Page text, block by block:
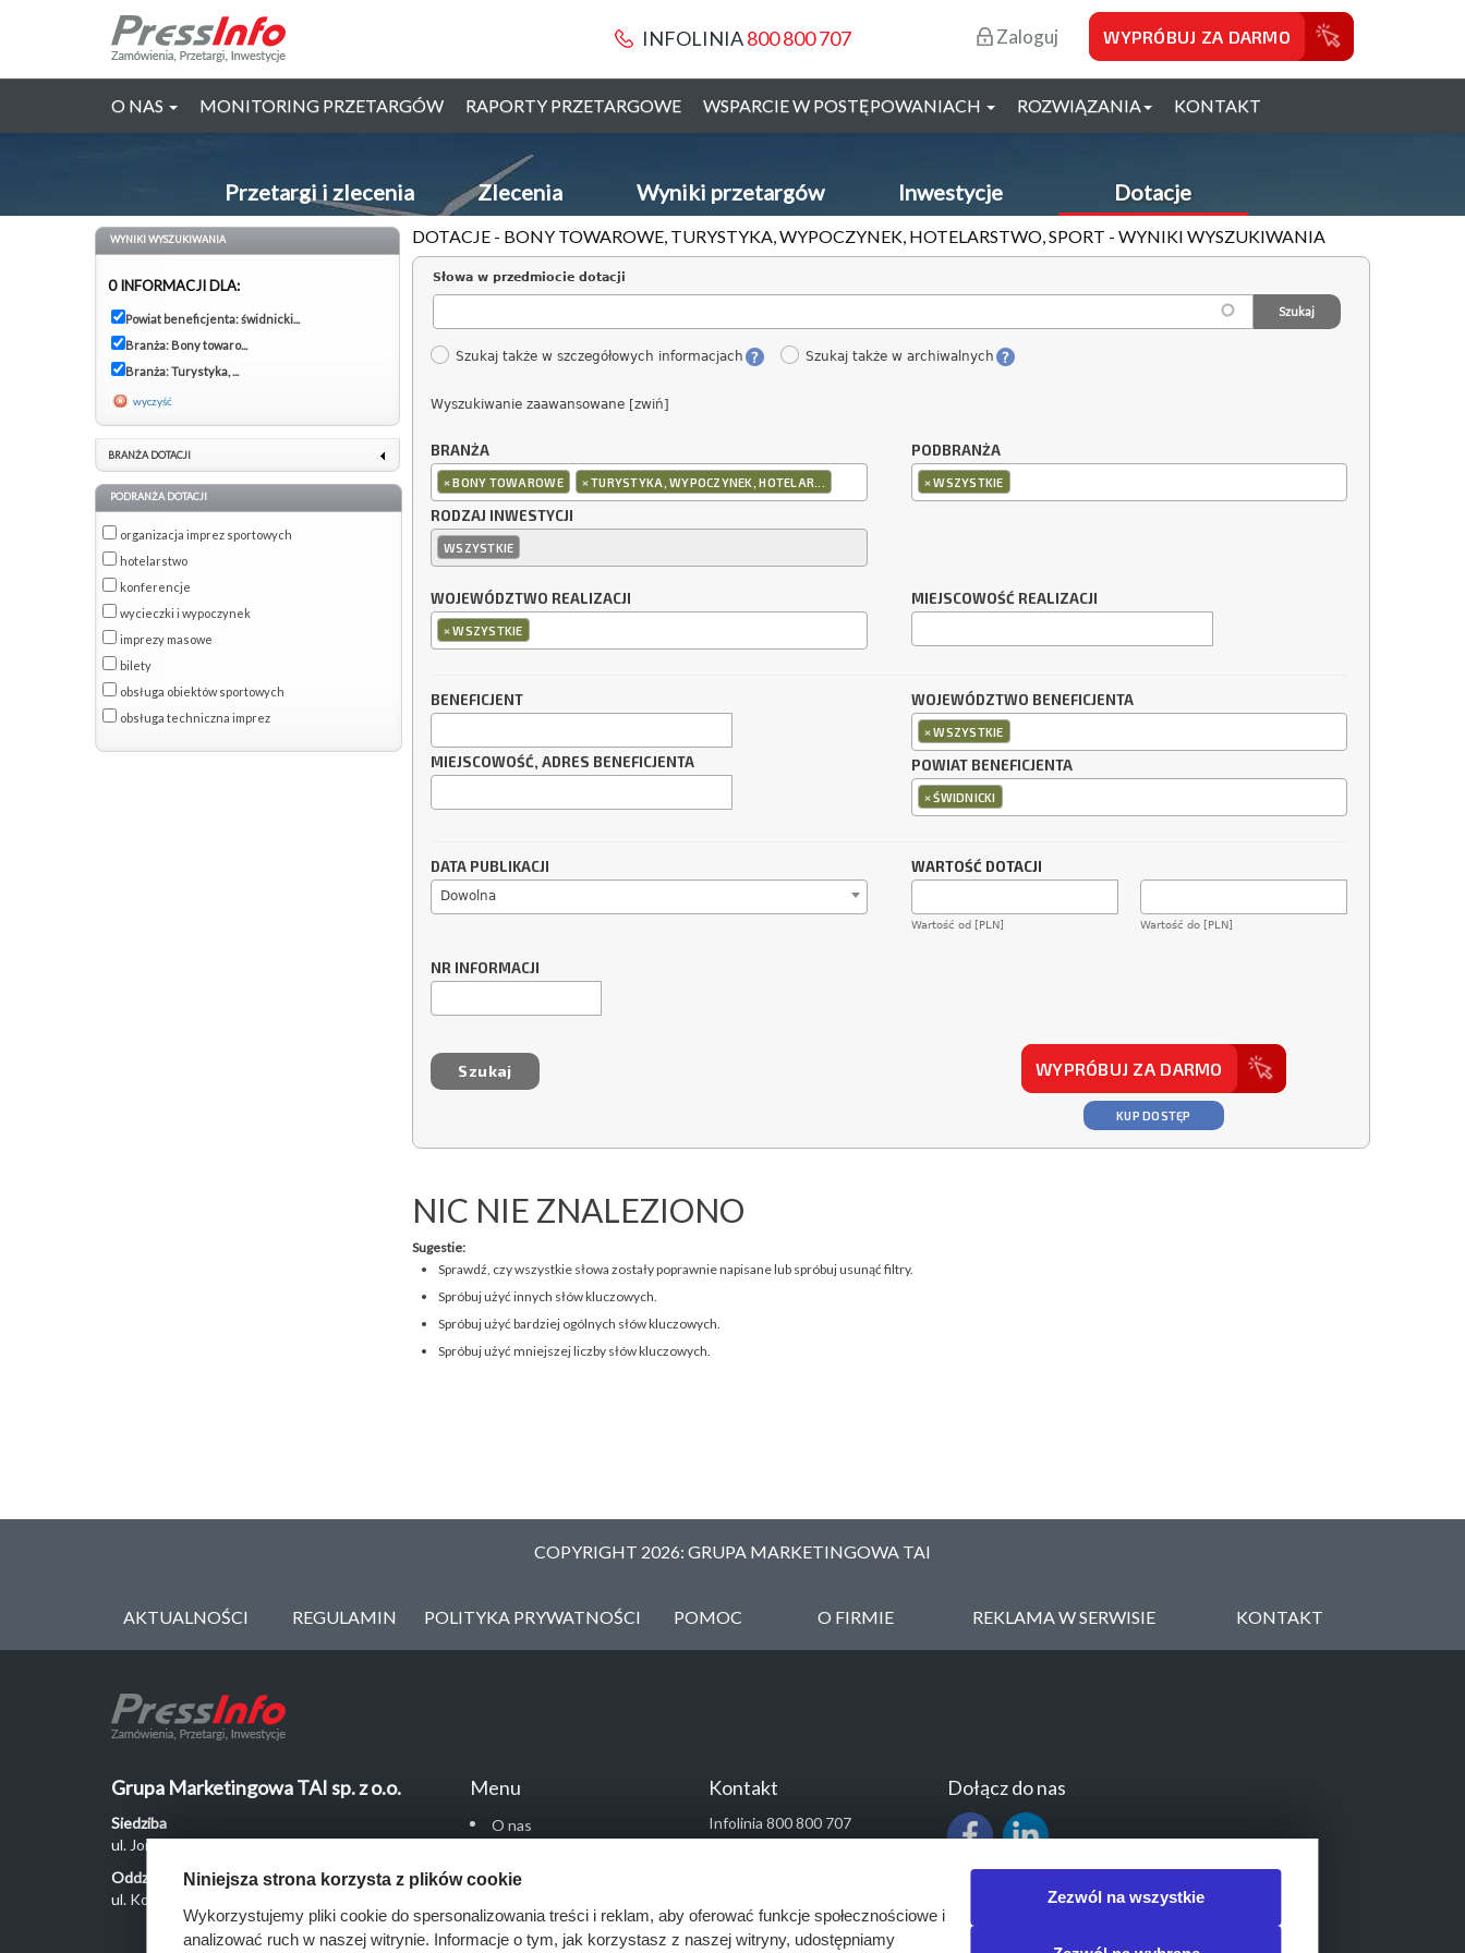
INFOLINIA800 800 707 Zaloguj WYPRÓBUJ ZA DARMO
O NAS MONITORING PRZETARGÓW RAPORTY PRZETARGOWE WSPARCIE W POSTĘPOWANIACH ROZWIĄZANIA KONTAKT
Przetargi i zlecenia Zlecenia Wyniki przetargów Inwestycje Dotacje
DOTACJE - BONY TOWAROWE, TURYSTYKA, WYPOCZYNEK, HOTELARSTWO, SPORT - WYNIKI WYSZUKIWANIA
Słowa w przedmiocie dotacji
Szukaj także w szczegółowych informacjach Szukaj także w archiwalnych
Wyszukiwanie zaawansowane [zwiń]
BRANŻA
×BONY TOWAROWE ×TURYSTYKA, WYPOCZYNEK, HOTELAR...
RODZAJ INWESTYCJI
WSZYSTKIE
PODBRANŻA
×WSZYSTKIE
WOJEWÓDZTWO REALIZACJI
×WSZYSTKIE
MIEJSCOWOŚĆ REALIZACJI
BENEFICJENT
MIEJSCOWOŚĆ, ADRES BENEFICJENTA
WOJEWÓDZTWO BENEFICJENTA
×WSZYSTKIE
POWIAT BENEFICJENTA
×ŚWIDNICKI
DATA PUBLIKACJI
Dowolna
WARTOŚĆ DOTACJI
Wartość od [PLN] Wartość do [PLN]
NR INFORMACJI
WYPRÓBUJ ZA DARMO
KUP DOSTĘP
NIC NIE ZNALEZIONO
Sugestie:
Sprawdź, czy wszystkie słowa zostały poprawnie napisane lub spróbuj usunąć filtry.
Spróbuj użyć innych słów kluczowych.
Spróbuj użyć bardziej ogólnych słów kluczowych.
Spróbuj użyć mniejszej liczby słów kluczowych.
WYNIKI WYSZUKIWANIA
0 INFORMACJI DLA:
Powiat beneficjenta: świdnicki...
Branża: Bony towaro...
Branża: Turystyka, ...
wyczyść
BRANŻA DOTACJI
PODRANŻA DOTACJI
organizacja imprez sportowych
hotelarstwo
konferencje
wycieczki i wypoczynek
imprezy masowe
bilety
obsługa obiektów sportowych
obsługa techniczna imprez
COPYRIGHT 2026: GRUPA MARKETINGOWA TAI
AKTUALNOŚCI REGULAMIN POLITYKA PRYWATNOŚCI POMOC O FIRMIE REKLAMA W SERWISIE KONTAKT
Grupa Marketingowa TAI sp. z o.o.
Siedziba
ul. Jordanowska 12, 04-204 Warszawa
Oddział Poznań
ul. Kochanowskiego 18/6, 60-846 Poznań
Menu
O nas
Monitoring przetargów
Raporty przetargowe
Kontakt
Infolinia 800 800 707
kontakt@pressinfo.pl
Dołącz do nas
Niniejsza strona korzysta z plików cookie
Wykorzystujemy pliki cookie do spersonalizowania treści i reklam, aby oferować funkcje społecznościowe i
analizować ruch w naszej witrynie. Informacje o tym, jak korzystasz z naszej witryny, udostępniamy
Zezwól na wszystkie